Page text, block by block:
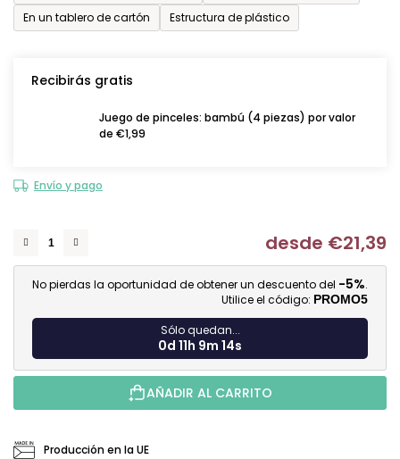
En un tablero de cartón
Estructura de plástico
Recibirás gratis
Juego de pinceles: bambú (4 piezas) por valor
de €1,99
Envío y pago
desde €21,39
No pierdas la oportunidad de obtener un descuento del -5%.
Utilice el código: PROMO5
Sólo quedan...
0d 11h 9m 13s
AÑADIR AL CARRITO
Producción en la UE